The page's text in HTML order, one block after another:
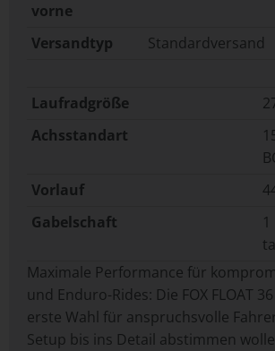
vorne
Versandtyp Standardversand
Laufradgröße
Achsstandart
Vorlauf
Gabelschaft
Maximale Performance für
und Enduro-Rides: Die FOX FLOAT
erste Wahl für anspruchsvolle
Setup bis ins Detail abstimmen